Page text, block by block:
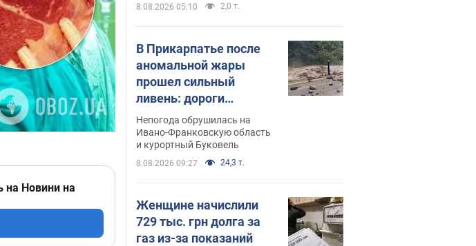
на Новини на
8.08.2026 05:10 2,0 т.
В Прикарпатье после
аномальной жары
прошел сильный
ливень: дороги
превратились в реки.
Видео
Непогода обрушилась на
Ивано-Франковскую область
и курортный Буковель
8.08.2026 09:27 24,3 т.
Женщине начислили
729 тыс. грн долга за
газ из-за показаний